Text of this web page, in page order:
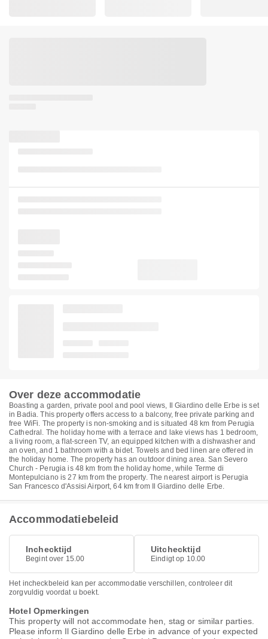
Over deze accommodatie
Boasting a garden, private pool and pool views, Il Giardino delle Erbe is set
in Badia. This property offers access to a balcony, free private parking and
free WiFi. The property is non-smoking and is situated 48 km from Perugia
Cathedral. The holiday home with a terrace and lake views has 1 bedroom,
a living room, a flat-screen TV, an equipped kitchen with a dishwasher and
an oven, and 1 bathroom with a bidet. Towels and bed linen are offered in
the holiday home. The property has an outdoor dining area. San Severo
Church - Perugia is 48 km from the holiday home, while Terme di
Montepulciano is 27 km from the property. The nearest airport is Perugia
San Francesco d'Assisi Airport, 64 km from Il Giardino delle Erbe.
Accommodatiebeleid
Inchecktijd
Begint over 15.00
Uitchecktijd
Eindigt op 10.00
Het incheckbeleid kan per accommodatie verschillen, controleer dit
zorgvuldig voordat u boekt.
Hotel Opmerkingen
This property will not accommodate hen, stag or similar parties.
Please inform Il Giardino delle Erbe in advance of your expected